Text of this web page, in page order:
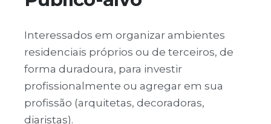
Interessados em organizar ambientes
residenciais próprios ou de terceiros, de
forma duradoura, para investir
profissionalmente ou agregar em sua
profissão (arquitetas, decoradoras,
diaristas).